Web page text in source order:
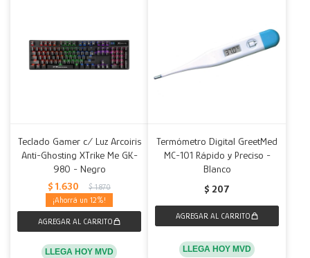
Teclado Gamer c/ Luz Arcoiris
Anti-Ghosting XTrike Me GK-
980 - Negro
$ 1.630 $ 1.870
12
LLEGA HOY MVD
Termómetro Digital GreetMed
MC-101 Rápido y Preciso -
Blanco
$ 207
LLEGA HOY MVD